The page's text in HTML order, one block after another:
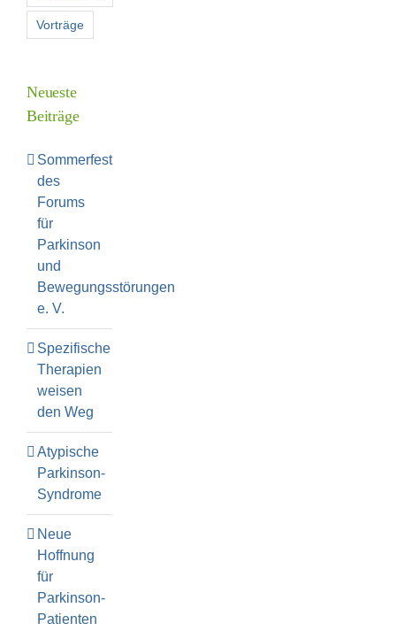
Vorträge
Neueste
Beiträge
Sommerfest
des
Forums
für
Parkinson
und
Bewegungsstörungen
e. V.
Spezifische
Therapien
weisen
den Weg
Atypische
Parkinson-
Syndrome
Neue
Hoffnung
für
Parkinson-
Patienten